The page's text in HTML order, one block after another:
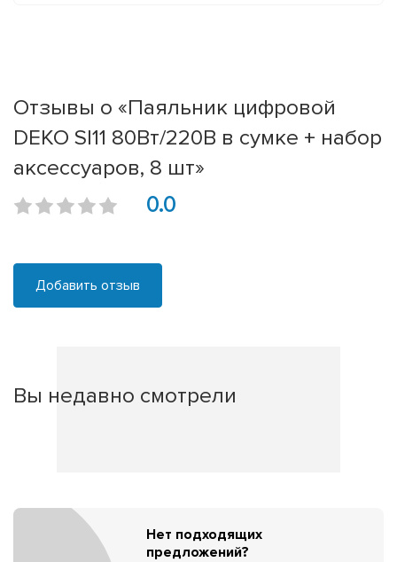
Отзывы о «Паяльник цифровой
DEKO SI11 80Вт/220В в сумке + набор
аксессуаров, 8 шт»
0.0
Добавить отзыв
Вы недавно смотрели
Нет подходящих
предложений?